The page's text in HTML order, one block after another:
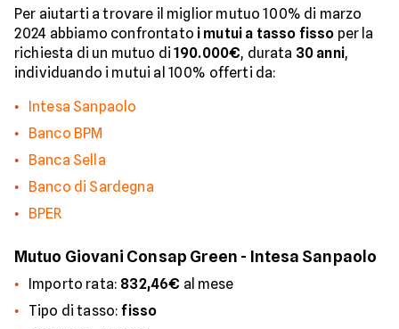
Per aiutarti a trovare il miglior mutuo 100% di marzo
2024 abbiamo confrontato i mutui a tasso fisso per la
richiesta di un mutuo di190.000€, durata 30 anni,
individuando i mutui al 100% offerti da:
Intesa Sanpaolo
Banco BPM
Banca Sella
Banco di Sardegna
BPER
Mutuo Giovani Consap Green - Intesa Sanpaolo
Importo rata: 832,46€ al mese
Tipo di tasso:fisso